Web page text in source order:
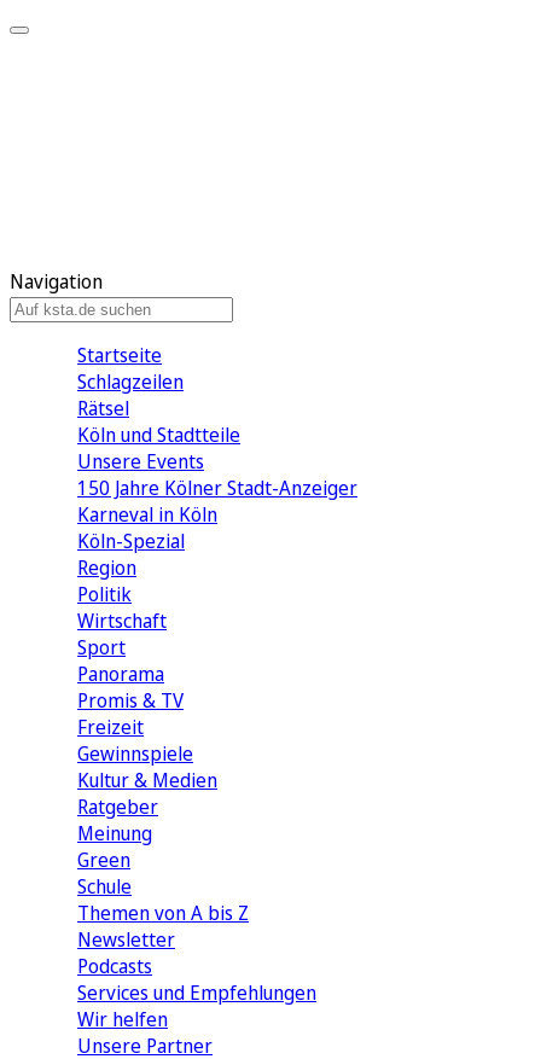
Navigation
Startseite
Schlagzeilen
Rätsel
Köln und Stadtteile
Unsere Events
150 Jahre Kölner Stadt-Anzeiger
Karneval in Köln
Köln-Spezial
Region
Politik
Wirtschaft
Sport
Panorama
Promis & TV
Freizeit
Gewinnspiele
Kultur & Medien
Ratgeber
Meinung
Green
Schule
Themen von A bis Z
Newsletter
Podcasts
Services und Empfehlungen
Wir helfen
Unsere Partner